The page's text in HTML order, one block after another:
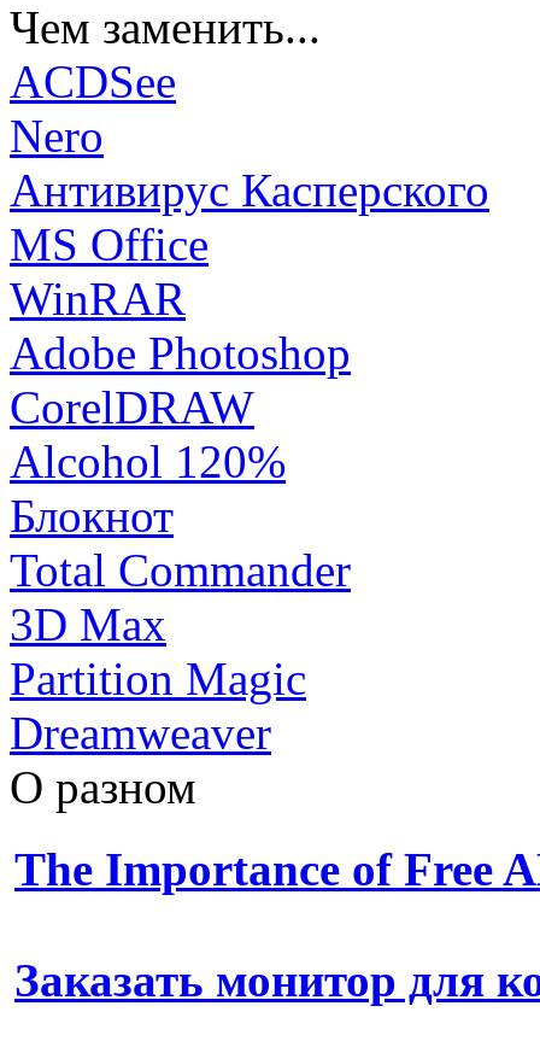
Чем заменить...
ACDSee
Nero
Антивирус Касперского
MS Office
WinRAR
Adobe Photoshop
CorelDRAW
Alcohol 120%
Блокнот
Total Commander
3D Max
Partition Magic
Dreamweaver
О разном
The Importance of Free
Заказать монитор для